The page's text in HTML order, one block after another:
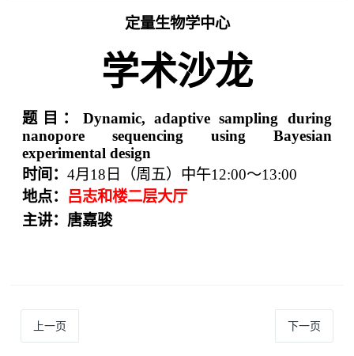
定量生物学中心
学术沙龙
题目： Dynamic, adaptive sampling during
nanopore sequencing using Bayesian
experimental design
时间：4月 18 日（周五）中午12:00～13:00
地点： 吕志和楼二层大厅
主讲：唐嘉骏
上一页 下一页